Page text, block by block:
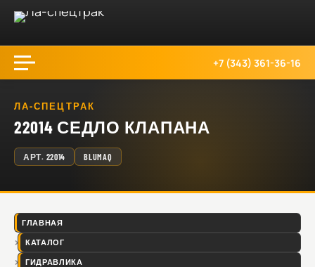
+7 (343) 361-36-16
ЛА-СПЕЦТРАК
22014 СЕДЛО КЛАПАНА
АРТ. 22014 BLUMAQ
ГЛАВНАЯ
КАТАЛОГ
ГИДРАВЛИКА